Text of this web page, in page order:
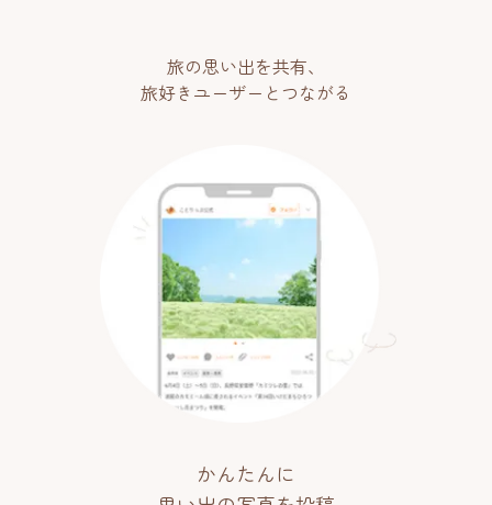
旅の思い出を共有、
旅好きユーザーとつながる
かんたんに